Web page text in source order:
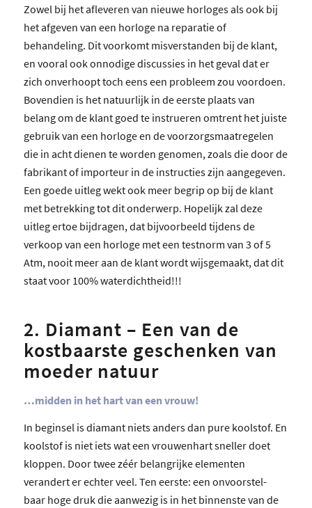
Zowel bij het afleveren van nieuwe horloges als ook bij
het afgeven van een horloge na reparatie of
behandeling. Dit voorkomt misverstanden bij de klant,
en vooral ook onnodige discussies in het geval dat er
zich onverhoopt toch eens een probleem zou voordoen.
Bovendien is het natuurlijk in de eerste plaats van
belang om de klant goed te instrueren omtrent het juiste
gebruik van een horloge en de voorzorgsmaatregelen
die in acht dienen te worden genomen, zoals die door de
fabrikant of importeur in de instructies zijn aangegeven.
Een goede uitleg wekt ook meer begrip op bij de klant
met betrekking tot dit onderwerp. Hopelijk zal deze
uitleg ertoe bijdragen, dat bijvoorbeeld tijdens de
verkoop van een horloge met een testnorm van 3 of 5
Atm, nooit meer aan de klant wordt wijsgemaakt, dat dit
staat voor 100% waterdichtheid!!!
2. Diamant – Een van de
kostbaarste geschenken van
moeder natuur
…midden in het hart van een vrouw!
In beginsel is diamant niets anders dan pure koolstof. En
koolstof is niet iets wat een vrouwenhart sneller doet
kloppen. Door twee zéér belangrijke elementen
verandert er echter veel. Ten eerste: een onvoorstel-
baar hoge druk die aanwezig is in het binnenste van de